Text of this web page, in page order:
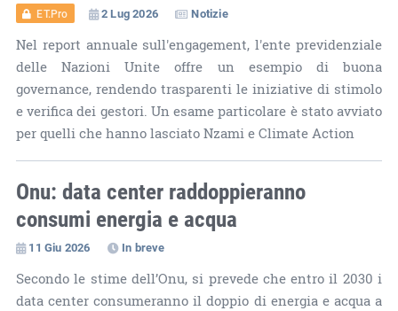
ET.Pro 2 Lug 2026 Notizie
Nel report annuale sull'engagement, l'ente previdenziale
delle Nazioni Unite offre un esempio di buona
governance, rendendo trasparenti le iniziative di stimolo
e verifica dei gestori. Un esame particolare è stato avviato
per quelli che hanno lasciato Nzami e Climate Action
Onu: data center raddoppieranno
consumi energia e acqua
11 Giu 2026 In breve
Secondo le stime dell’Onu, si prevede che entro il 2030 i
data center consumeranno il doppio di energia e acqua a